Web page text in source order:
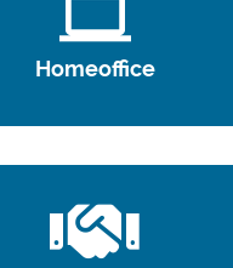
Homeoffice